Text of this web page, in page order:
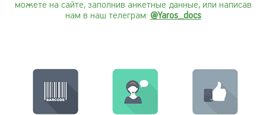
можете на сайте, заполнив анкетные данные, или написав
нам в наш телеграм: @Yaros_docs